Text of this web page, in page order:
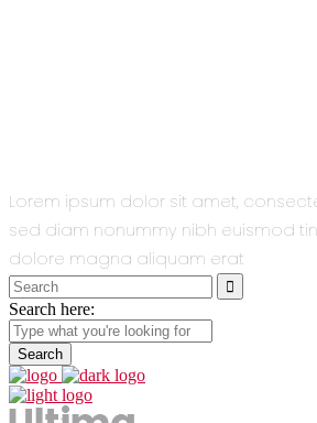
Lorem ipsum dolor sit amet,
sed diam nonummy nibh euismod
dolore magna aliquam erat
Search
for:
Search here: